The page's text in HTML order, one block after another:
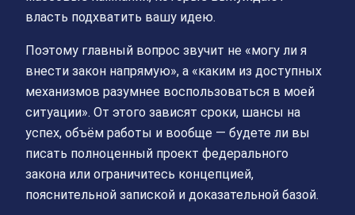
власть подхватить вашу идею.
Поэтому главный вопрос звучит не «могу ли я
внести закон напрямую», а «каким из доступных
механизмов разумнее воспользоваться в моей
ситуации». От этого зависят сроки, шансы на
успех, объём работы и вообще — будете ли вы
писать полноценный проект федерального
закона или ограничитесь концепцией,
пояснительной запиской и доказательной базой.